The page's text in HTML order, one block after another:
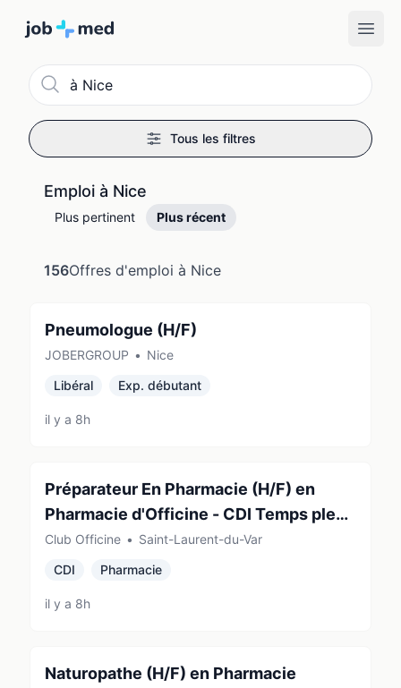
Tous les filtres
Emploi à Nice
Plus pertinent Plus récent
156Offres d'emploi à Nice
Pneumologue (H/F)
JOBERGROUP • Nice
Libéral
Exp. débutant
il y a 8h
Préparateur En Pharmacie (H/F) en
Pharmacie d'Officine - CDI Temps plein
- France (06700)
Club Officine • Saint-Laurent-du-Var
CDI
Pharmacie
il y a 8h
Naturopathe (H/F) en Pharmacie